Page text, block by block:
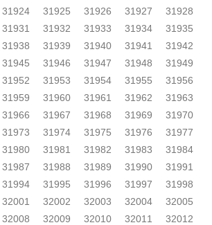
31924 31925 31926 31927
31928
31931 31932 31933 31934
31935
31938 31939 31940 31941
31942
31945 31946 31947 31948
31949
31952 31953 31954 31955
31956
31959 31960 31961 31962
31963
31966 31967 31968 31969
31970
31973 31974 31975 31976
31977
31980 31981 31982 31983
31984
31987 31988 31989 31990
31991
31994 31995 31996 31997
31998
32001 32002 32003 32004
32005
32008 32009 32010 32011
32012